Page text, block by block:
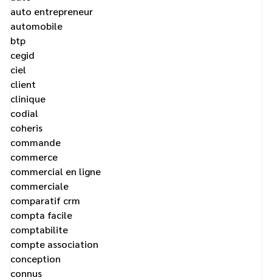
auto entrepreneur
automobile
btp
cegid
ciel
client
clinique
codial
coheris
commande
commerce
commercial en ligne
commerciale
comparatif crm
compta facile
comptabilite
compte association
conception
connus